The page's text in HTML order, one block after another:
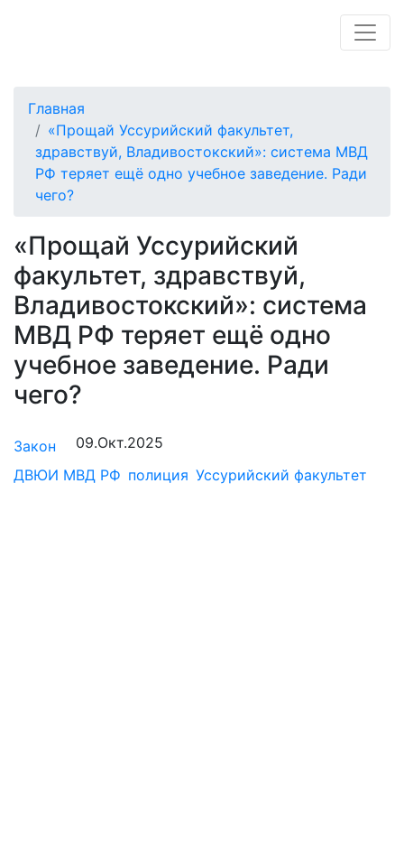
Главная
«Прощай Уссурийский факультет,
здравствуй, Владивостокский»: система МВД
РФ теряет ещё одно учебное заведение. Ради
чего?
«Прощай Уссурийский
факультет, здравствуй,
Владивостокский»: система
МВД РФ теряет ещё одно
учебное заведение. Ради
чего?
Закон
09.Окт.2025
ДВЮИ МВД РФ полиция Уссурийский факультет